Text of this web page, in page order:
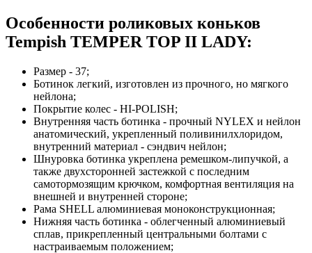
Особенности роликовых коньков
Tempish TEMPER TOP II LADY:
Размер - 37;
Ботинок легкий, изготовлен из прочного, но мягкого
нейлона;
Покрытие колес - HI-POLISH;
Внутренняя часть ботинка - прочный NYLEX и нейлон
анатомический, укрепленный поливинилхлоридом,
внутренний материал - сэндвич нейлон;
Шнуровка ботинка укреплена ремешком-липучкой, а
также двухсторонней застежкой с последним
самотормозящим крючком, комфортная вентиляция на
внешней и внутренней стороне;
Рама SHELL алюминиевая моноконструкционная;
Нижняя часть ботинка - облегченный алюминиевый
сплав, прикрепленный центральными болтами с
настраиваемым положением;